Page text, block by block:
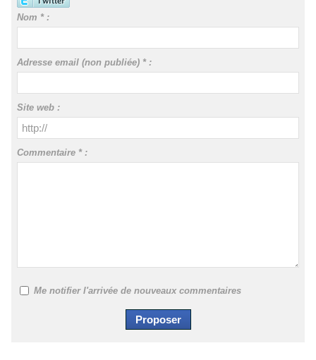
Nom * :
Adresse email (non publiée) * :
Site web :
Commentaire * :
Me notifier l'arrivée de nouveaux commentaires